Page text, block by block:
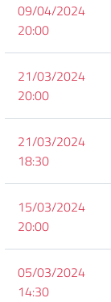
09/04/2024
20:00
21/03/2024
20:00
21/03/2024
18:30
15/03/2024
20:00
05/03/2024
14:30